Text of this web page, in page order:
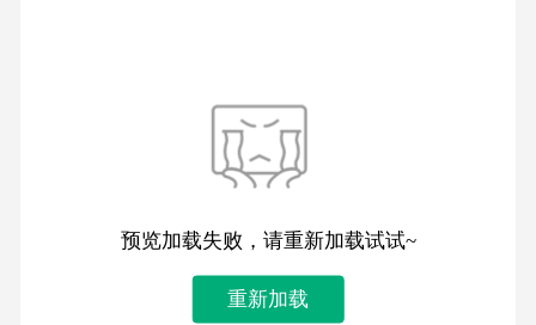
预览加载失败，请重新加载试试~
重新加载